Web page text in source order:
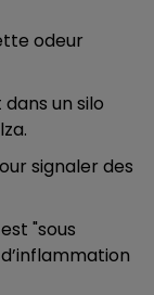
odeur
un silo
signaler des
"sous